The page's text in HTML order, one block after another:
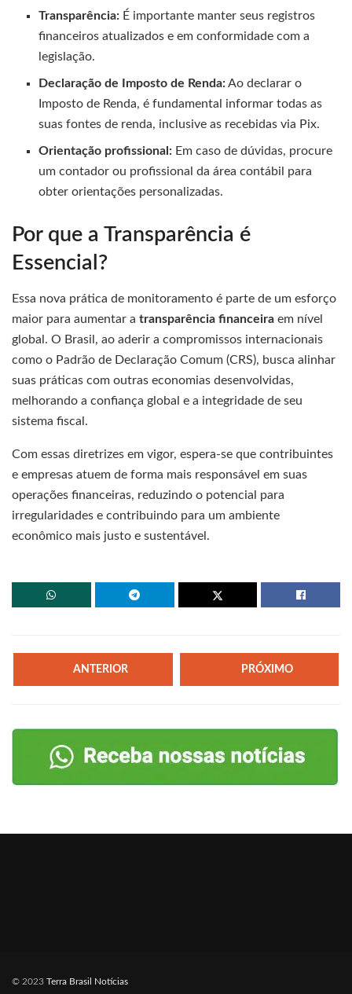
Transparência: É importante manter seus registros
financeiros atualizados e em conformidade com a
legislação.
Declaração de Imposto de Renda:Ao declarar o
Imposto de Renda, é fundamental informar todas as
suas fontes de renda, inclusive as recebidas via Pix.
Orientação profissional: Em caso de dúvidas, procure
um contador ou profissional da área contábil para
obter orientações personalizadas.
Por que a Transparência é
Essencial?
Essa nova prática de monitoramento é parte de um esforço
maior para aumentar a transparência financeira em nível
global. O Brasil, ao aderir a compromissos internacionais
como o Padrão de Declaração Comum (CRS), busca alinhar
suas práticas com outras economias desenvolvidas,
melhorando a confiança global e a integridade de seu
sistema fiscal.
Com essas diretrizes em vigor, espera-se que contribuintes
e empresas atuem de forma mais responsável em suas
operações financeiras, reduzindo o potencial para
irregularidades e contribuindo para um ambiente
econômico mais justo e sustentável.
ANTERIOR PRÓXIMO
© 2023 Terra Brasil Notícias